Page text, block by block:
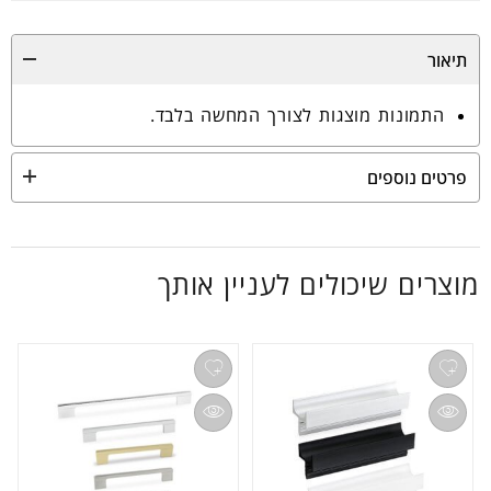
תיאור
התמונות מוצגות לצורך המחשה בלבד.
פרטים נוספים
מוצרים שיכולים לעניין אותך